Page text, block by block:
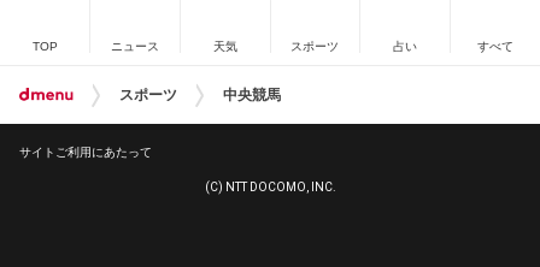
TOP ニュース 天気 スポーツ 占い すべて
スポーツ 中央競馬
サイトご利用にあたって
(C) NTT DOCOMO, INC.